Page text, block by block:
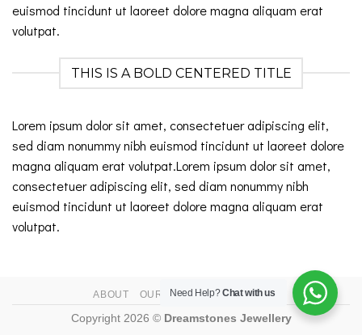
euismod tincidunt ut laoreet dolore magna aliquam erat
volutpat.
THIS IS A BOLD CENTERED TITLE
Lorem ipsum dolor sit amet, consectetuer adipiscing elit,
sed diam nonummy nibh euismod tincidunt ut laoreet dolore
magna aliquam erat volutpat.Lorem ipsum dolor sit amet,
consectetuer adipiscing elit, sed diam nonummy nibh
euismod tincidunt ut laoreet dolore magna aliquam erat
volutpat.
ABOUT OUR STORES CONTACT
Copyright 2026 © Dreamstones Jewellery
Need Help?Chat with us